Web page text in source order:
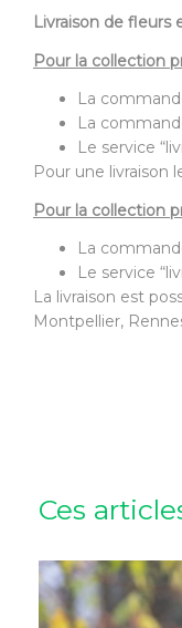
Livraison de fleurs
Pour la collection
La
La
Le service
Pour une livraison
Pour la collection
La
Le service
La livraison est
Montpellier,
Ces